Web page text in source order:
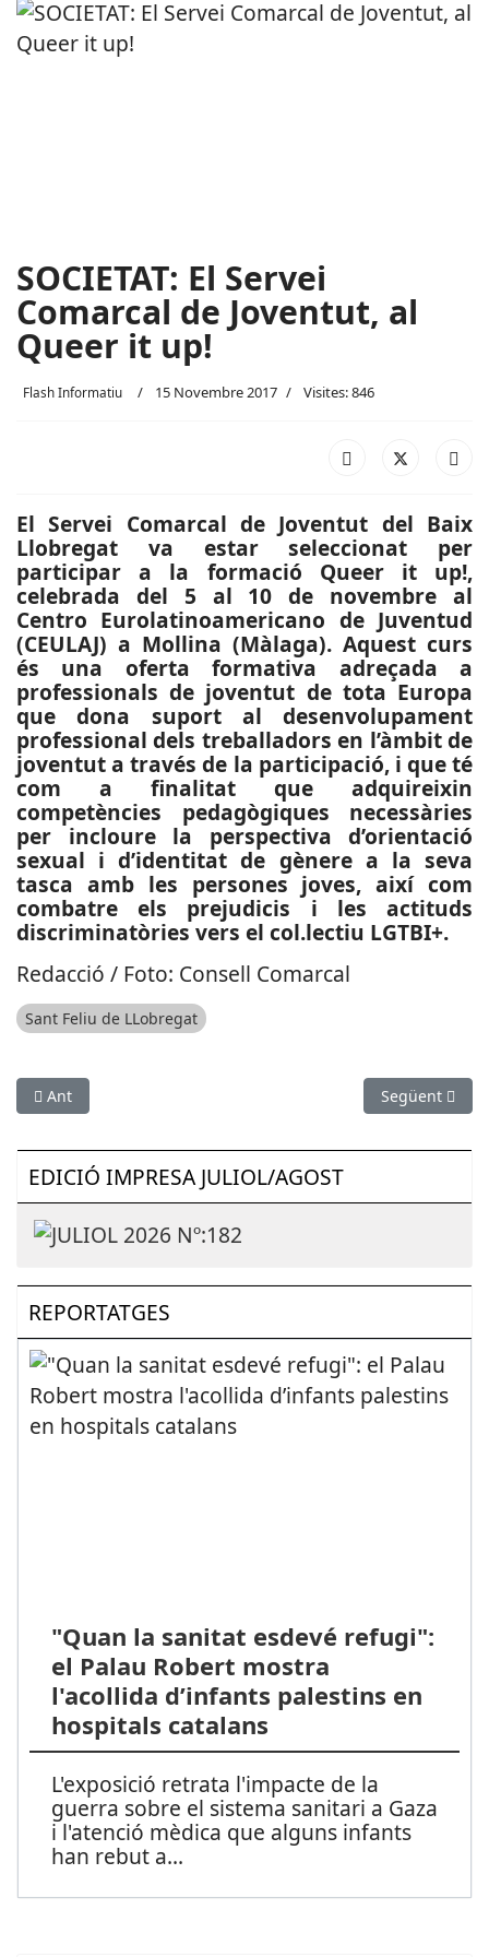
SOCIETAT: El Servei
Comarcal de Joventut, al
Queer it up!
Flash Informatiu 15 Novembre 2017 Visites: 846
El Servei Comarcal de Joventut del Baix
Llobregat va estar seleccionat per
participar a la formació Queer it up!,
celebrada del 5 al 10 de novembre al
Centro Eurolatinoamericano de Juventud
(CEULAJ) a Mollina (Màlaga). Aquest curs
és una oferta formativa adreçada a
professionals de joventut de tota Europa
que dona suport al desenvolupament
professional dels treballadors en l’àmbit de
joventut a través de la participació, i que té
com a finalitat que adquireixin
competències pedagògiques necessàries
per incloure la perspectiva d’orientació
sexual i d’identitat de gènere a la seva
tasca amb les persones joves, així com
combatre els prejudicis i les actituds
discriminatòries vers el col.lectiu LGTBI+.
Redacció / Foto: Consell Comarcal
Sant Feliu de LLobregat
Article anterior: MEDI AMBIENT: L'Ajuntament de Sant
Ant Article
Següent
EDICIÓ IMPRESA JULIOL/AGOST
REPORTATGES
"Quan la sanitat esdevé refugi":
el Palau Robert mostra
l'acollida d’infants palestins en
hospitals catalans
L'exposició retrata l'impacte de la
guerra sobre el sistema sanitari a Gaza
i l'atenció mèdica que alguns infants
han rebut a...